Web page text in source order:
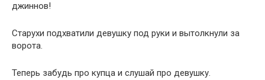
джиннов!
Старухи подхватили девушку под руки и вытолкнули за
ворота.
Теперь забудь про купца и слушай про девушку.